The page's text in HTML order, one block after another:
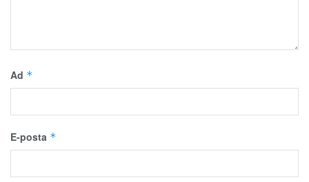
Ad *
E-posta *